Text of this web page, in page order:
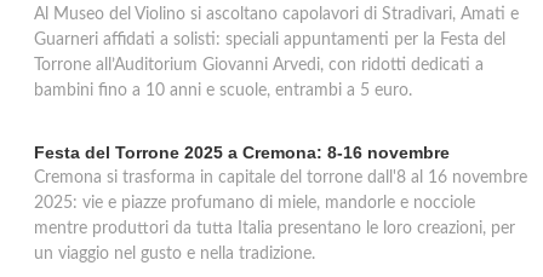
Al Museo del Violino si ascoltano capolavori di Stradivari, Amati e
Guarneri affidati a solisti: speciali appuntamenti per la Festa del
Torrone all’Auditorium Giovanni Arvedi, con ridotti dedicati a
bambini fino a 10 anni e scuole, entrambi a 5 euro.
Festa del Torrone 2025 a Cremona: 8-16 novembre
Cremona si trasforma in capitale del torrone dall'8 al 16 novembre
2025: vie e piazze profumano di miele, mandorle e nocciole
mentre produttori da tutta Italia presentano le loro creazioni, per
un viaggio nel gusto e nella tradizione.